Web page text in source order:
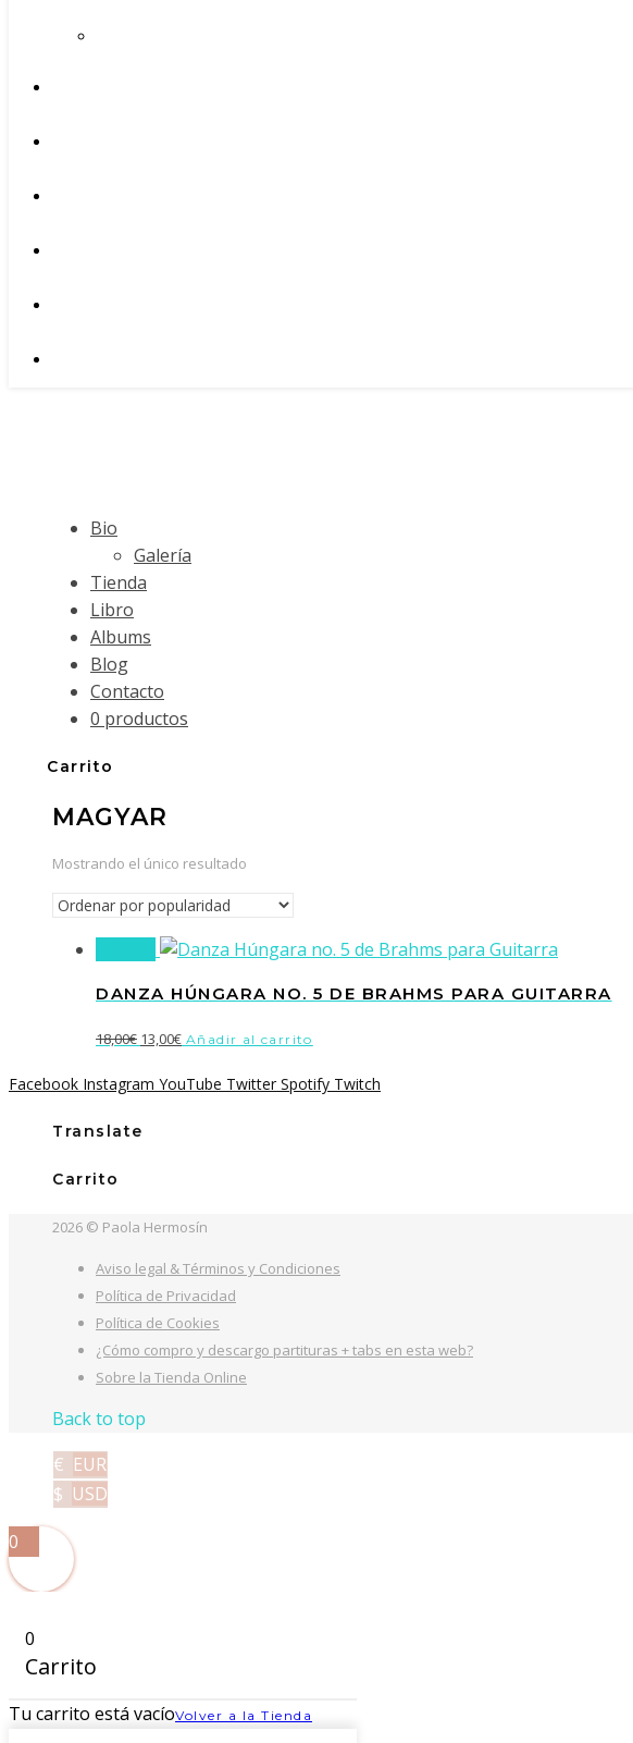
Bio
Galería
Tienda
Libro
Albums
Blog
Contacto
0 productos
Carrito
MAGYAR
Mostrando el único resultado
DANZA HÚNGARA NO. 5 DE BRAHMS PARA GUITARRA
18,00€ El
original
13,00€El
actual
Añadir al carrito
Facebook Instagram YouTube Twitter Spotify Twitch
Translate
Carrito
2026 © Paola Hermosín
Aviso legal & Términos y Condiciones
Política de Privacidad
Política de Cookies
¿Cómo compro y descargo partituras + tabs en esta web?
Sobre la Tienda Online
Back to top
€ EUR
$ USD
0
0
Carrito
Tu carrito está vacíoVolver a la Tienda